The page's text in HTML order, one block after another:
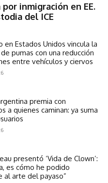
inmigración en EE.
del ICE
en Estados Unidos vincula la
pumas con una reducción
entre vehículos y ciervos
premia con
a quienes caminan: ya suma
presentó ‘Vida de Clown’:
es cómo he podido
al arte del payaso”